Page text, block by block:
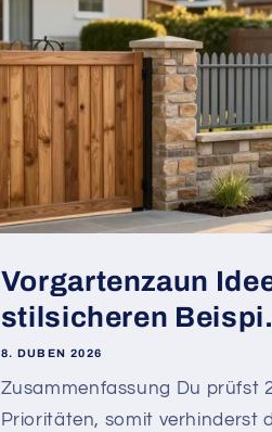
Vorgartenzaun
stilsicheren
8. DUBEN 2026
Zusammenfassung Du prüfst
Prioritäten, somit verhinderst